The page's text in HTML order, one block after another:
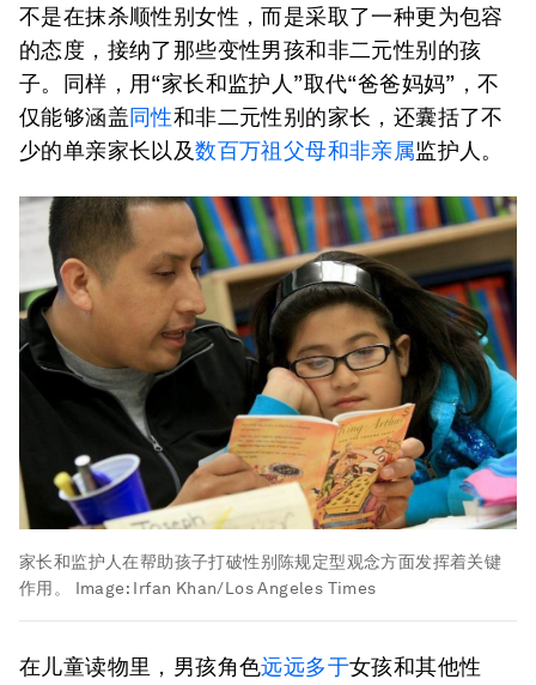
不是在抹杀顺性别女性，而是采取了一种更为包容
的态度，接纳了那些变性男孩和非二元性别的孩
子。同样，用“家长和监护人”取代“爸爸妈妈”，不
仅能够涵盖同性和非二元性别的家长，还囊括了不
少的单亲家长以及数百万祖父母和非亲属监护人。
家长和监护人在帮助孩子打破性别陈规定型观念方面发挥着关键
作用。
Image: Irfan Khan/Los Angeles Times
在儿童读物里，男孩角色远远多于女孩和其他性